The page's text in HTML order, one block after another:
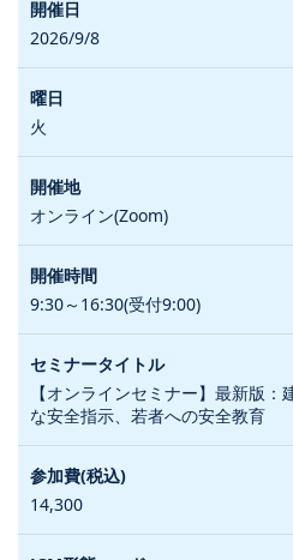
2026/9/8
火
オンライン(Zoom)
9:30～16:30(受付9:00)
【オンラインセミナー】最新版
な安全指示、若者への安全教育
14,300